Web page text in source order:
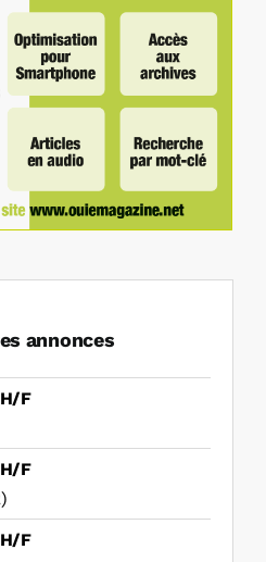
annonces
F
F
F